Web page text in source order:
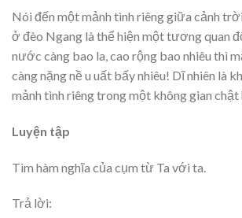
Nói đến một mảnh tình riêng giữa cảnh
ở đèo Ngang là thể hiện một tương quan
nước càng bao la, cao rộng bao nhiêu thì
càng nặng nề u uất bấy nhiêu! Dĩ nhiên là
mảnh tình riêng trong một không gian chật
Luyện tập
Tìm hàm nghĩa của cụm từ Ta với ta.
Trả lời: